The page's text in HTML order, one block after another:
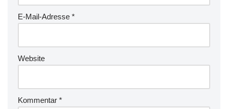
E-Mail-Adresse *
Website
Kommentar *